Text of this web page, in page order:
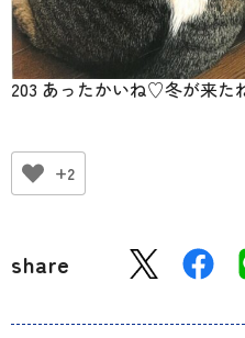
203 あったかいね♡冬が来た
+2
share